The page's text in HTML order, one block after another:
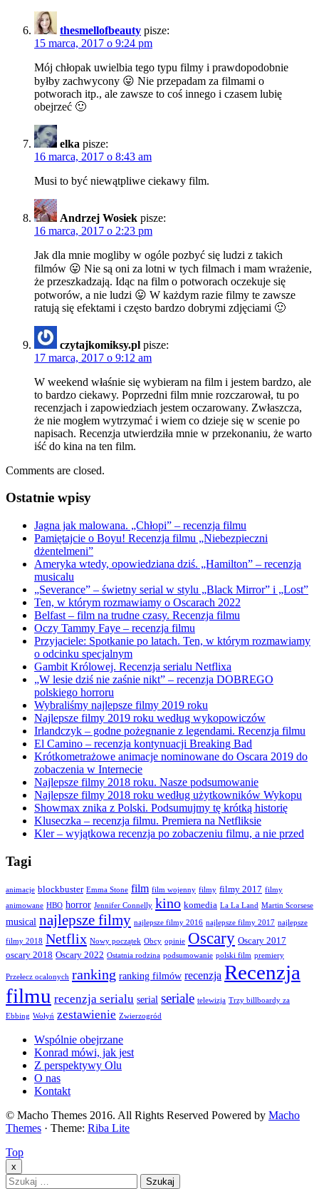
thesmellofbeauty pisze:
15 marca, 2017 o 9:24 pm
Mój chłopak uwielbia tego typu filmy i prawdopodobnie
byłby zachwycony 😛 Nie przepadam za filmami o
potworach itp., ale zawsze to coś innego i czasem lubię
obejrzeć 🙂
elka pisze:
16 marca, 2017 o 8:43 am
Musi to być niewątpliwe ciekawy film.
Andrzej Wosiek pisze:
16 marca, 2017 o 2:23 pm
Jak dla mnie mogliby w ogóle pozbyć się ludzi z takich
filmów 😛 Nie są oni za lotni w tych filmach i mam wrażenie,
że przeszkadzają. Idąc na film o potworach oczekuje się
potworów, a nie ludzi 😛 W każdym razie filmy te zawsze
ratują się efektami i często bardzo dobrymi zdjęciami 🙂
czytajkomiksy.pl pisze:
17 marca, 2017 o 9:12 am
W weekend właśnie się wybieram na film i jestem bardzo, ale
to bardzo ciekawy. Poprzedni film mnie rozczarował, tu po
recenzjach i zapowiedziach jestem oczarowany. Zwłaszcza,
że nie mogłem wytrzymać i wiem co dzieje się w scenie po
napisach. Recenzja utwierdziła mnie w przekonaniu, że warto
iść do kina na ten film.
Comments are closed.
Ostatnie wpisy
Jagna jak malowana. „Chłopi” – recenzja filmu
Pamiętajcie o Boyu! Recenzja filmu „Niebezpieczni
dżentelmeni”
Ameryka wtedy, opowiedziana dziś. „Hamilton” – recenzja
musicalu
„Severance” – świetny serial w stylu „Black Mirror” i „Lost”
Ten, w którym rozmawiamy o Oscarach 2022
Belfast – film na trudne czasy. Recenzja filmu
Oczy Tammy Faye – recenzja filmu
Przyjaciele: Spotkanie po latach. Ten, w którym rozmawiamy
o odcinku specjalnym
Gambit Królowej. Recenzja serialu Netflixa
„W lesie dziś nie zaśnie nikt” – recenzja DOBREGO
polskiego horroru
Wybraliśmy najlepsze filmy 2019 roku
Najlepsze filmy 2019 roku według wykopowiczów
Irlandczyk – godne pożegnanie z legendami. Recenzja filmu
El Camino – recenzja kontynuacji Breaking Bad
Krótkometrażowe animacje nominowane do Oscara 2019 do
zobaczenia w Internecie
Najlepsze filmy 2018 roku. Nasze podsumowanie
Najlepsze filmy 2018 roku według użytkowników Wykopu
Showmax znika z Polski. Podsumujmy tę krótką historię
Kluseczka – recenzja filmu. Premiera na Netfliksie
Kler – wyjątkowa recenzja po zobaczeniu filmu, a nie przed
Tagi
animacje blockbuster Emma Stone film film wojenny filmy filmy 2017 filmy
animowane HBO horror Jennifer Connelly kino komedia La La Land Martin Scorsese
musical najlepsze filmy najlepsze filmy 2016 najlepsze filmy 2017 najlepsze
filmy 2018 Netflix Nowy początek Obcy opinie Oscary Oscary 2017
oscary 2018 Oscary 2022 Ostatnia rodzina podsumowanie polski film premiery
Przełecz ocalonych ranking ranking filmów recenzja Recenzja
filmu recenzja serialu serial seriale telewizja Trzy billboardy za
Ebbing Wołyń zestawienie Zwierzogród
Wspólnie obejrzane
Konrad mówi, jak jest
Z perspektywy Olu
O nas
Kontakt
© Macho Themes 2016. All Rights Reserved Powered by Macho
Themes · Theme: Riba Lite
Top
x
Szukaj: